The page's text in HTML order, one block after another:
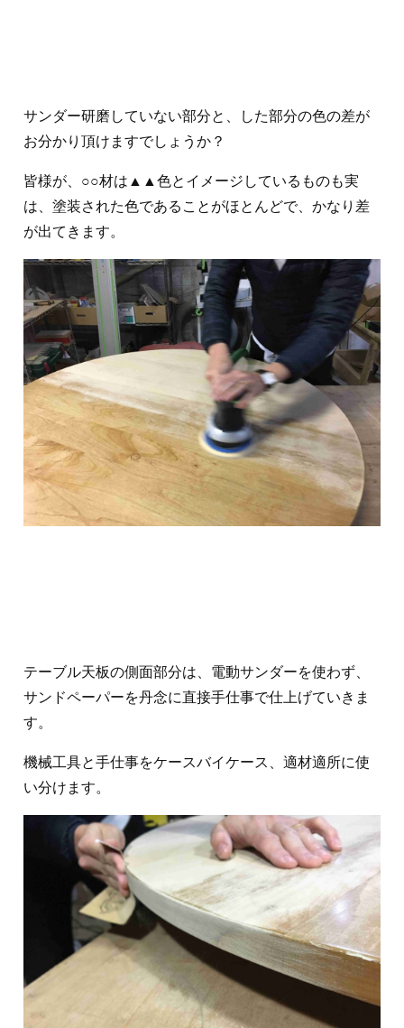
サンダー研磨していない部分と、した部分の色の差が
お分かり頂けますでしょうか？
皆様が、○○材は▲▲色とイメージしているものも実
は、塗装された色であることがほとんどで、かなり差
が出てきます。
テーブル天板の側面部分は、電動サンダーを使わず、
サンドペーパーを丹念に直接手仕事で仕上げていきま
す。
機械工具と手仕事をケースバイケース、適材適所に使
い分けます。